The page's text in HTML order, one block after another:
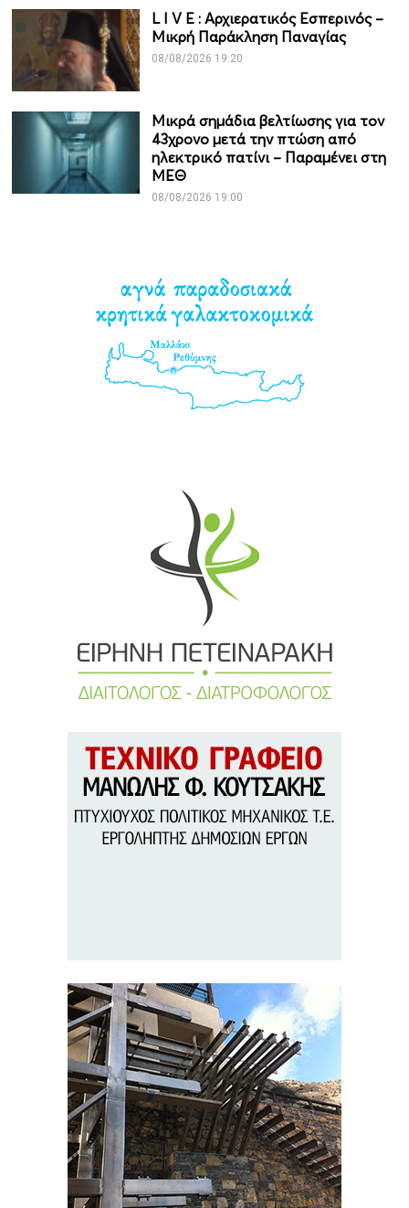
L I V Ε : Αρχιερατικός Εσπερινός –
Μικρή Παράκληση Παναγίας
08/08/2026 19:20
Μικρά σημάδια βελτίωσης για τον
43χρονο μετά την πτώση από
ηλεκτρικό πατίνι – Παραμένει στη
ΜΕΘ
08/08/2026 19:00